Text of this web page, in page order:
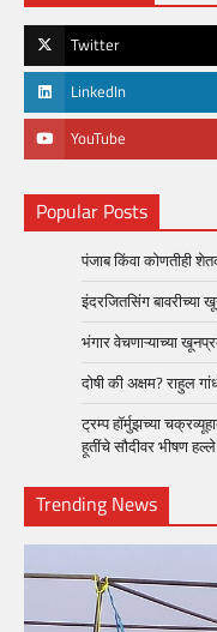
Twitter
LinkedIn
YouTube
Popular Posts
पंजाब किंवा कोणतीही
इंदरजितसिंग बावरीच्या
भंगार वेचणाऱ्याच्या
दोषी की अक्षम? राहुल
ट्रम्प हॉर्मुझच्या
हूतींचे सौदीवर भीषण
Trending News